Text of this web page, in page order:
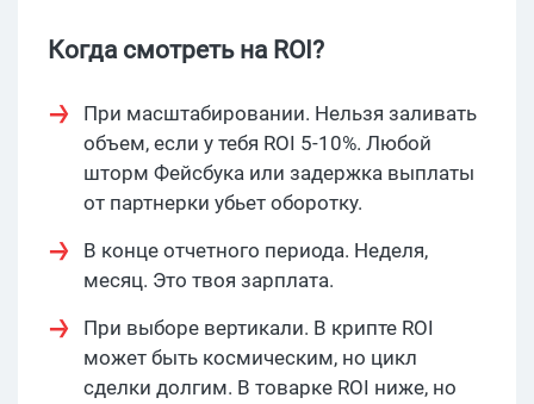
Когда смотреть на ROI?
При масштабировании. Нельзя заливать
объем, если у тебя ROI 5-10%. Любой
шторм Фейсбука или задержка выплаты
от партнерки убьет оборотку.
В конце отчетного периода. Неделя,
месяц. Это твоя зарплата.
При выборе вертикали. В крипте ROI
может быть космическим, но цикл
сделки долгим. В товарке ROI ниже, но